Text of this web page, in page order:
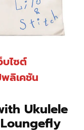
บไซต์
ลิเคชัน
Ukulele